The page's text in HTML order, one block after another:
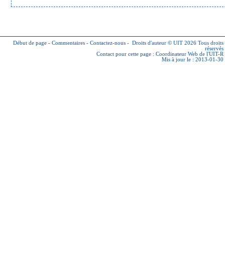
Début de page - Commentaires - Contactez-nous - Droits d'auteur © UIT 2026 Tous droits
réservés
Contact pour cette page : Coordinateur Web de l'UIT-R
Mis à jour le : 2013-01-30